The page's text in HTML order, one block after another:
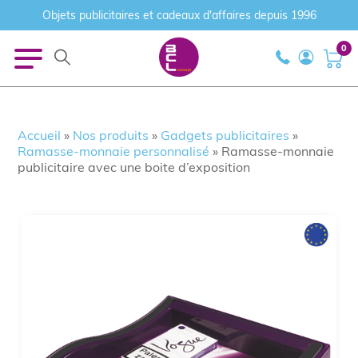
Objets publicitaires et cadeaux d'affaires depuis 1996
0
Accueil » Nos produits » Gadgets publicitaires »
Ramasse-monnaie personnalisé » Ramasse-monnaie
publicitaire avec une boite d’exposition